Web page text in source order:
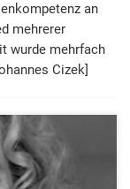
an
mehrerer
wurde mehr­fach
Cizek]